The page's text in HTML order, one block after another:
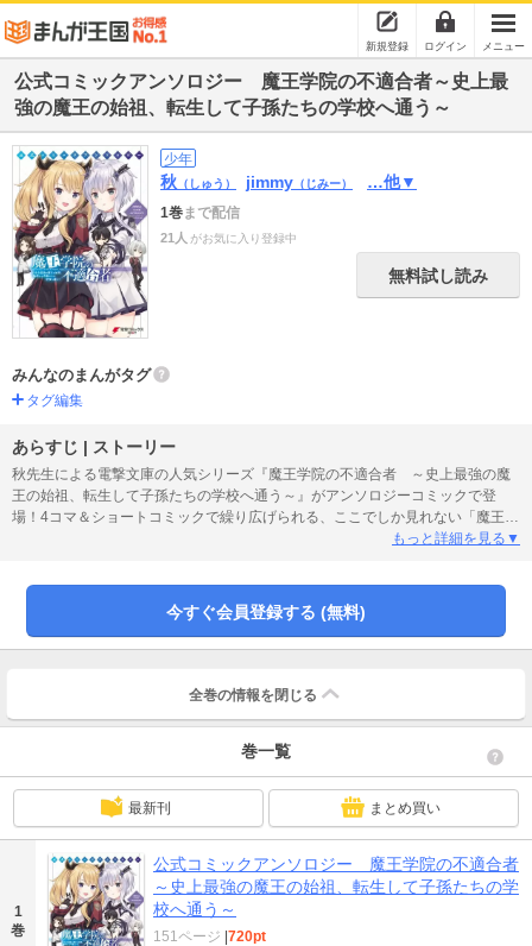
新規登録 ログイン メニュー
公式コミックアンソロジー 魔王学院の不適合者～史上最
強の魔王の始祖、転生して子孫たちの学校へ通う～
少年
秋 （しゅう） jimmy （じみー） …他▼
1巻まで配信
21人 がお気に入り登録中
無料試し読み
みんなのまんがタグ
タグ編集
あらすじ | ストーリー
秋先生による電撃文庫の人気シリーズ『魔王学院の不適合者 ～史上最強の魔
王の始祖、転生して子孫たちの学校へ通う～』がアンソロジーコミックで登
場！4コマ＆ショートコミックで繰り広げられる、ここでしか見れない「魔王学
もっと詳細を見る▼
今すぐ会員登録する (無料)
全巻の情報を 閉じる
巻一覧
最新刊 まとめ買い
1
巻
公式コミックアンソロジー 魔王学院の不適合者
～史上最強の魔王の始祖、転生して子孫たちの学
校へ通う～
151ページ |720pt